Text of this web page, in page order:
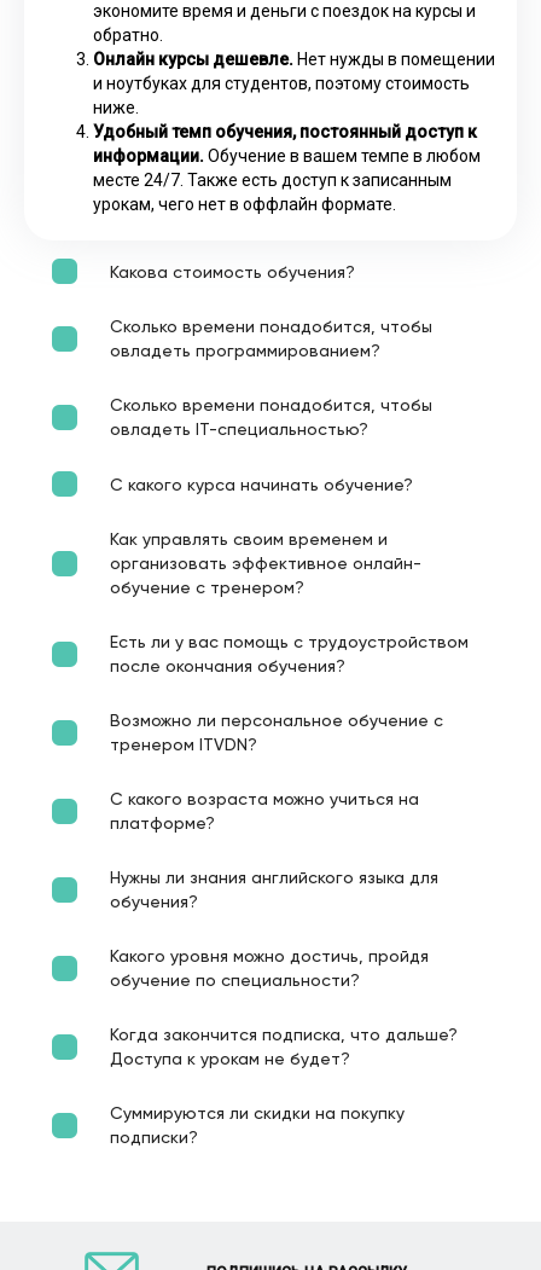
экономите время и деньги с поездок на курсы и
обратно.
Онлайн курсы дешевле. Нет нужды в помещении
и ноутбуках для студентов, поэтому стоимость
ниже.
Удобный темп обучения, постоянный доступ к
информации. Обучение в вашем темпе в любом
месте 24/7. Также есть доступ к записанным
урокам, чего нет в оффлайн формате.
Какова стоимость обучения?
Сколько времени понадобится, чтобы
овладеть программированием?
Сколько времени понадобится, чтобы
овладеть IT-специальностью?
С какого курса начинать обучение?
Как управлять своим временем и
организовать эффективное онлайн-
обучение с тренером?
Есть ли у вас помощь с трудоустройством
после окончания обучения?
Возможно ли персональное обучение с
тренером ITVDN?
С какого возраста можно учиться на
платформе?
Нужны ли знания английского языка для
обучения?
Какого уровня можно достичь, пройдя
обучение по специальности?
Когда закончится подписка, что дальше?
Доступа к урокам не будет?
Суммируются ли скидки на покупку
подписки?